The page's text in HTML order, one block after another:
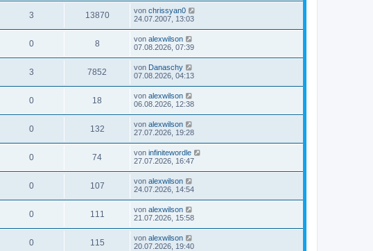
3 13870 von chrissyan0
24.07.2007, 13:03
0 8 von alexwilson
07.08.2026, 07:39
3 7852 von Danaschy
07.08.2026, 04:13
0 18 von alexwilson
06.08.2026, 12:38
0 132 von alexwilson
27.07.2026, 19:28
0 74 von infinitewordle
27.07.2026, 16:47
0 107 von alexwilson
24.07.2026, 14:54
0 111 von alexwilson
21.07.2026, 15:58
0 115 von alexwilson
20.07.2026, 19:40